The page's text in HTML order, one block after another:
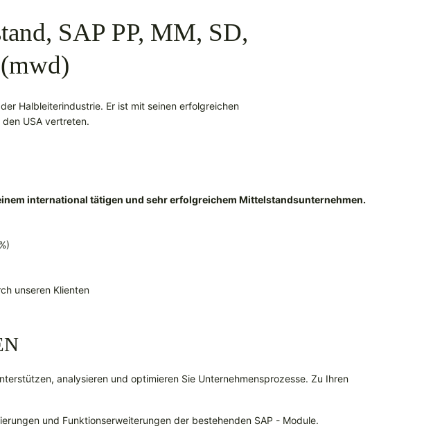
SAP PP, MM, SD,
Halbleiterindustrie. Er ist mit seinen erfolgreichen
USA vertreten.
international tätigen und sehr erfolgreichem Mittelstandsunternehmen.
unseren Klienten
analysieren und optimieren Sie Unternehmensprozesse. Zu Ihren
und Funktionserweiterungen der bestehenden SAP - Module.